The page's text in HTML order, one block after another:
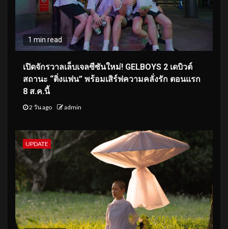
1 min read
เปิดจักรวาลเล็บเจลซีซันใหม่! GELBOYS 2 เดบิวต์
สถานะ “ติ่งแฟน” พร้อมเสิร์ฟความคลั่งรัก ตอนแรก
8 ส.ค.นี้
2 วัน ago admin
UPDATE